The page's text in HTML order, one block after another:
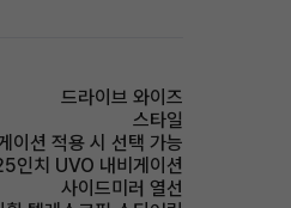
드라이브 와이즈
스타일
션 적용 시 선택 가능
인치 UVO 내비게이션
사이드미러 열선